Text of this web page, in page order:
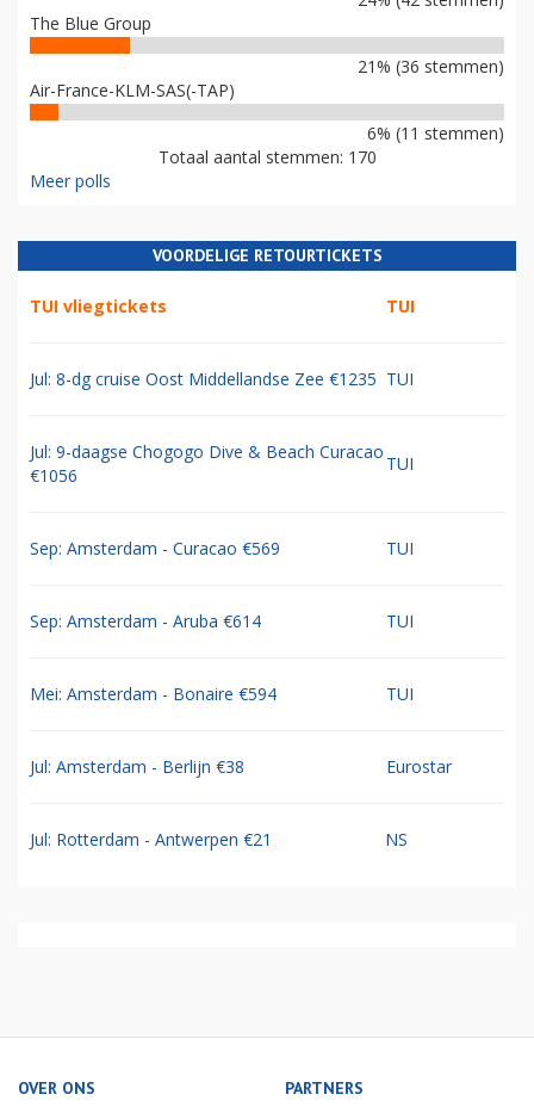
The Blue Group
21% (36 stemmen)
Air-France-KLM-SAS(-TAP)
6% (11 stemmen)
Totaal aantal stemmen: 170
Meer polls
VOORDELIGE RETOURTICKETS
TUI vliegtickets TUI
Jul: 8-dg cruise Oost Middellandse Zee €1235 TUI
Jul: 9-daagse Chogogo Dive & Beach Curacao
€1056
TUI
Sep: Amsterdam - Curacao €569 TUI
Sep: Amsterdam - Aruba €614 TUI
Mei: Amsterdam - Bonaire €594 TUI
Jul: Amsterdam - Berlijn €38 Eurostar
Jul: Rotterdam - Antwerpen €21 NS
OVER ONS PARTNERS